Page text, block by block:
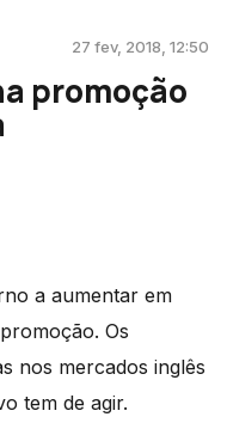
27 fev, 2018, 12:50
promoção
a aumentar em
Os
nos mercados inglês
tem de agir.